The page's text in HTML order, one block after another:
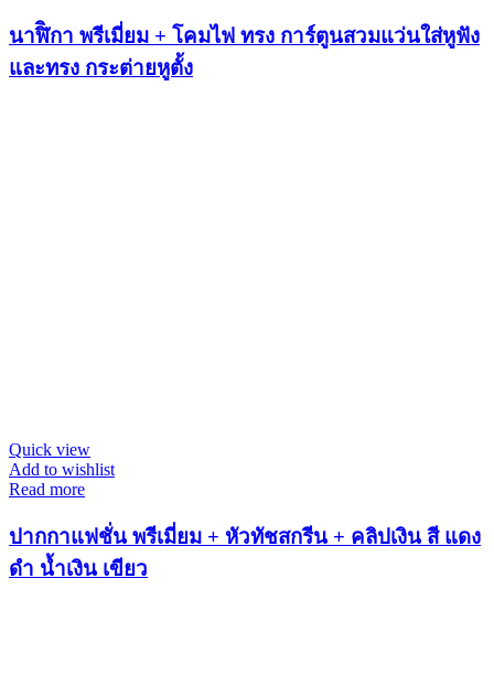
นาฬิิกา พรีเมี่ยม + โคมไฟ ทรง การ์ตูนสวมแว่นใส่หูฟัง
และทรง กระต่ายหูตั้ง
Quick view
Add to wishlist
Read more
ปากกาแฟชั่น พรีเมี่ยม + หัวทัชสกรีน + คลิปเงิน สี แดง
ดำ น้ำเงิน เขียว